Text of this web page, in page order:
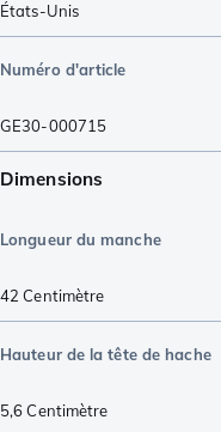
États-Unis
Numéro d'article
GE30-000715
Dimensions
Longueur du manche
42 Centimètre
Hauteur de la tête de hache
5,6Centimètre